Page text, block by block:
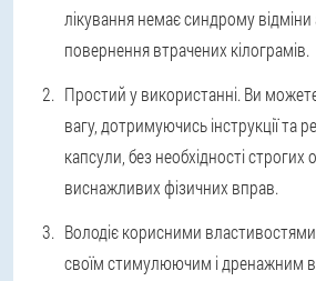
лікування немає синдрому
повернення втрачених кілограмів.
Простий у використанні. Ви
вагу, дотримуючись інструкції та
капсули, без необхідності строгих
виснажливих фізичних вправ.
Володіє корисними
своїм стимулюючим і дренажним